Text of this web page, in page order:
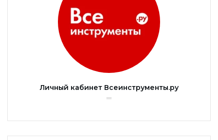
Личный кабинет Всеинструменты.ру